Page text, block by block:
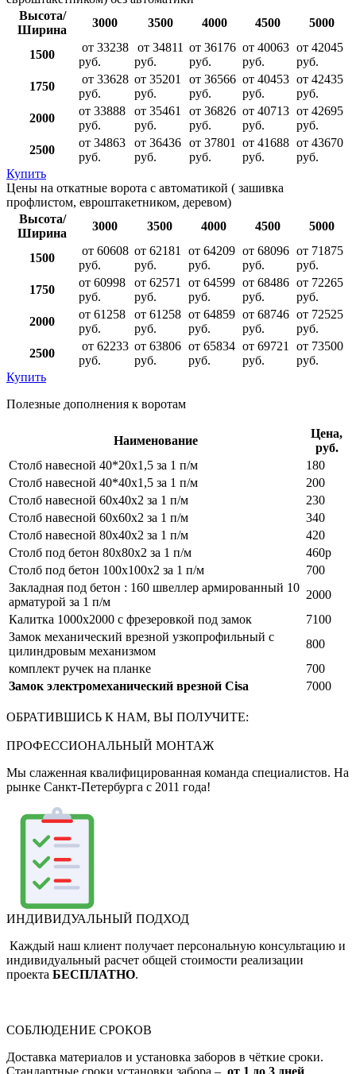
Высота/
Ширина
3000 3500 4000 4500 5000
1500
от 33238
руб.
от 34811
руб.
от 36176
руб.
от 40063
руб.
от 42045
руб.
1750
от 33628
руб.
от 35201
руб.
от 36566
руб.
от 40453
руб.
от 42435
руб.
2000
от 33888
руб.
от 35461
руб.
от 36826
руб.
от 40713
руб.
от 42695
руб.
2500
от 34863
руб.
от 36436
руб.
от 37801
руб.
от 41688
руб.
от 43670
руб.
Купить
Цены на откатные ворота с автоматикой ( зашивка
профлистом, евроштакетником, деревом)
Высота/
Ширина
3000 3500 4000 4500 5000
1500
от 60608
руб.
от 62181
руб.
от 64209
руб.
от 68096
руб.
от 71875
руб.
1750
от 60998
руб.
от 62571
руб.
от 64599
руб.
от 68486
руб.
от 72265
руб.
2000
от 61258
руб.
от 61258
руб.
от 64859
руб.
от 68746
руб.
от 72525
руб.
2500
от 62233
руб.
от 63806
руб.
от 65834
руб.
от 69721
руб.
от 73500
руб.
Купить
Полезные дополнения к воротам
Наименование
Цена,
руб.
Столб навесной 40*20х1,5 за 1 п/м
180
Столб навесной 40*40х1,5 за 1 п/м
200
Столб навесной 60х40х2 за 1 п/м
230
Столб навесной 60х60х2 за 1 п/м
340
Столб навесной 80х40х2 за 1 п/м
420
Столб под бетон 80х80х2 за 1 п/м
460р
Столб под бетон 100х100х2 за 1 п/м
700
Закладная под бетон : 160 швеллер армированный 10
арматурой за 1 п/м
2000
Калитка 1000х2000 с фрезеровкой под замок
7100
Замок механический врезной узкопрофильный с
цилиндровым механизмом
800
комплект ручек на планке
700
Замок электромеханический врезной Cisa
7000
ОБРАТИВШИСЬ К НАМ, ВЫ ПОЛУЧИТЕ:
ПРОФЕССИОНАЛЬНЫЙ МОНТАЖ
Мы слаженная квалифицированная команда специалистов. На
рынке Санкт-Петербурга с 2011 года!
ИНДИВИДУАЛЬНЫЙ ПОДХОД
Каждый наш клиент получает персональную консультацию и
индивидуальный расчет общей стоимости реализации
проекта БЕСПЛАТНО.
СОБЛЮДЕНИЕ СРОКОВ
Доставка материалов и установка заборов в чёткие сроки.
Стандартные сроки установки забора – от 1 до 3 дней.